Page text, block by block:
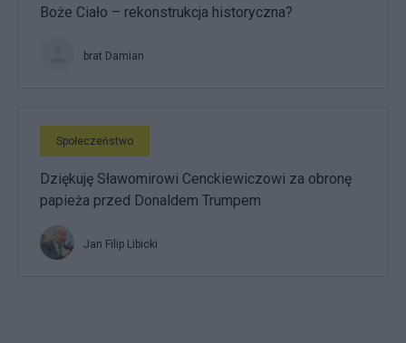
Boże Ciało – rekonstrukcja historyczna?
brat Damian
Społeczeństwo
Dziękuję Sławomirowi Cenckiewiczowi za obronę
papieża przed Donaldem Trumpem
Jan Filip Libicki